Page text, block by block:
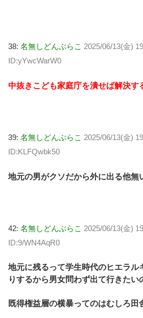
38: 名無しどんぶらこ 2025/06/13(金)
ID:yYwcWarW0
中抜きこども家庭庁を潰せば解決す
39: 名無しどんぶらこ 2025/06/13(金)
ID:KLFQwbk50
地元の男がクソだから外に出る他無
42: 名無しどんぶらこ 2025/06/13(金)
ID:9/WN4AqR0
地元に残るって学生時代のヒエラル
りするから男女問わず出て行きたい
既得権益層の横暴ってのはむしろ田